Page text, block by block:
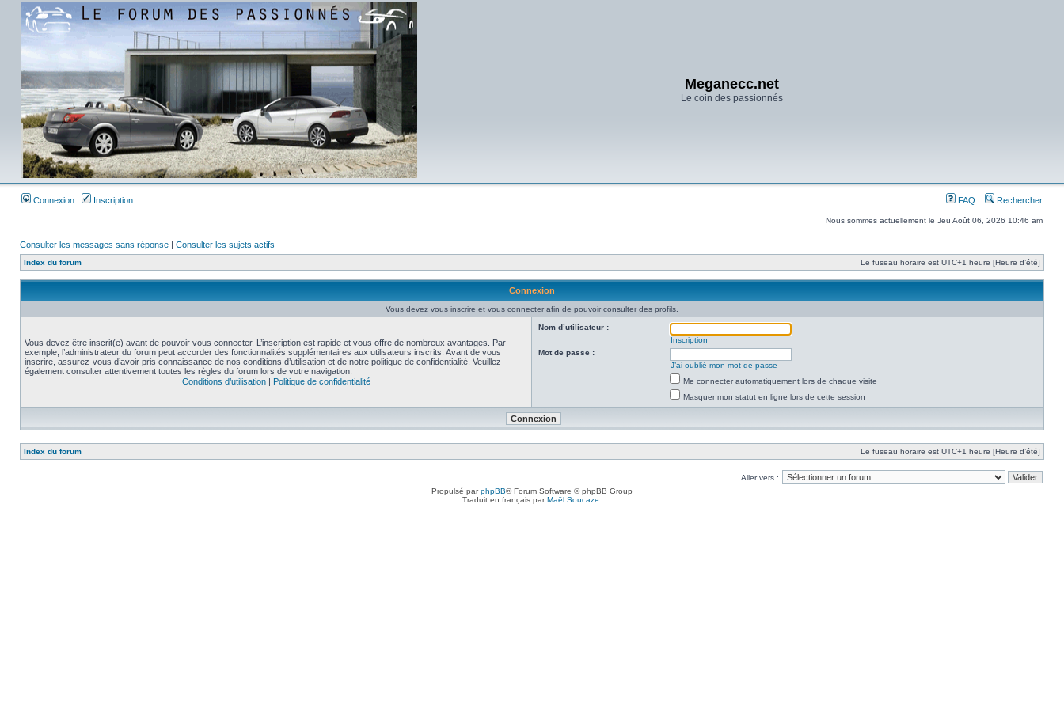
Meganecc.net
Le coin des passionnés
Connexion Inscription FAQ Rechercher
Nous sommes actuellement le Jeu Août 06, 2026 10:46 am
Consulter les messages sans réponse | Consulter les sujets actifs
Index du forum Le fuseau horaire est UTC+1 heure [Heure d’été]
Connexion
Vous devez vous inscrire et vous connecter afin de pouvoir consulter des profils.
Vous devez être inscrit(e) avant de pouvoir vous connecter. L’inscription est rapide et vous offre de nombreux avantages. Par
exemple, l’administrateur du forum peut accorder des fonctionnalités supplémentaires aux utilisateurs inscrits. Avant de vous
inscrire, assurez-vous d’avoir pris connaissance de nos conditions d’utilisation et de notre politique de confidentialité. Veuillez
également consulter attentivement toutes les règles du forum lors de votre navigation.
Conditions d’utilisation| Politique de confidentialité
Nom d’utilisateur :
Inscription
Mot de passe :
J’ai oublié mon mot de passe
Me connecter automatiquement lors de chaque visite
Masquer mon statut en ligne lors de cette session
Index du forum Le fuseau horaire est UTC+1 heure [Heure d’été]
Aller vers :
Propulsé parphpBB® Forum Software © phpBB Group
Traduit en français parMaël Soucaze